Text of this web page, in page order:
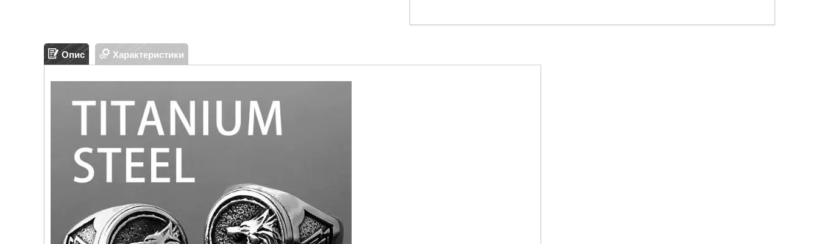
Опис Характеристики